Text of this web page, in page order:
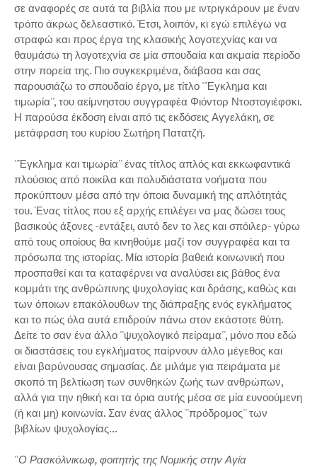
σε αναφορές σε αυτά τα βιβλία που με ιντριγκάρουν με έναν
τρόπο άκρως δελεαστικό. Έτσι, λοιπόν, κι εγώ επιλέγω να
στραφώ και προς έργα της κλασικής λογοτεχνίας και να
θαυμάσω τη λογοτεχνία σε μία σπουδαία και ακμαία περίοδο
στην πορεία της. Πιο συγκεκριμένα, διάβασα και σας
παρουσιάζω το σπουδαίο έργο, με τίτλο ''Έγκλημα και
τιμωρία'', του αείμνηστου συγγραφέα Φιόντορ Ντοστογιέφσκι.
Η παρούσα έκδοση είναι από τις εκδόσεις Αγγελάκη, σε
μετάφραση του κυρίου Σωτήρη Πατατζή.
''Έγκλημα και τιμωρία'' ένας τίτλος απλός και εκκωφαντικά
πλούσιος από ποικίλα και πολυδιάστατα νοήματα που
προκύπτουν μέσα από την όποια δυναμική της απλότητάς
του. Ένας τίτλος που εξ αρχής επιλέγει να μας δώσει τους
βασικούς άξονες -εντάξει, αυτό δεν το λες και σπόιλερ- γύρω
από τους οποίους θα κινηθούμε μαζί τον συγγραφέα και τα
πρόσωπα της ιστορίας. Μία ιστορία βαθειά κοινωνική που
προσπαθεί και τα καταφέρνει να αναλύσει εις βάθος ένα
κομμάτι της ανθρώπινης ψυχολογίας και δράσης, καθώς και
των όποιων επακόλουθων της διάπραξης ενός εγκλήματος
και το πώς όλα αυτά επιδρούν πάνω στον εκάστοτε θύτη.
Δείτε το σαν ένα άλλο ''ψυχολογικό πείραμα'', μόνο που εδώ
οι διαστάσεις του εγκλήματος παίρνουν άλλο μέγεθος και
είναι βαρύνουσας σημασίας. Δε μιλάμε για πειράματα με
σκοπό τη βελτίωση των συνθηκών ζωής των ανθρώπων,
αλλά για την ηθική και τα όρια αυτής μέσα σε μία ευνοούμενη
(ή και μη) κοινωνία. Σαν ένας άλλος ''πρόδρομος'' των
βιβλίων ψυχολογίας...
''Ο Ρασκόλνικωφ, φοιτητής της Νομικής στην Αγία